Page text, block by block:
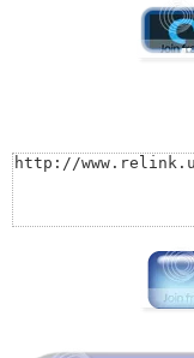
http://